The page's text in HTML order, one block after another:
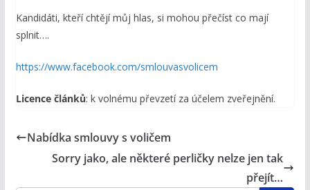
Kandidáti, kteří chtějí můj hlas, si mohou přečíst co mají
splnit….
https://www.facebook.com/smlouvasvolicem
Licence článků: k volnému převzetí za účelem zveřejnění.
Nabídka smlouvy s voličem
Sorry jako, ale některé perličky nelze jen tak
přejít…